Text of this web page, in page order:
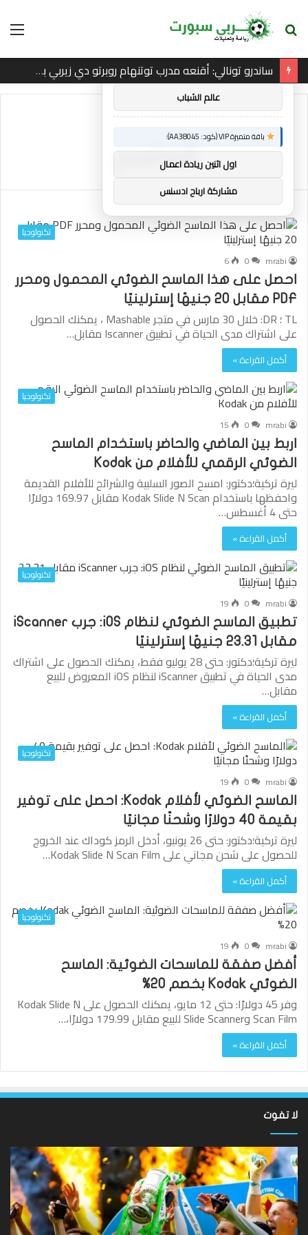
بحث
ساندرو تونالي: أقنعه مدرب توتنهام روبرتو دي زيربي بسرعة بالتوقيع
الرئيسية/الماسح
الماسح
تكنولوجيا
mrabi
0
6
احصل على هذا الماسح الضوئي المحمول ومحرر
PDF مقابل 20 جنيهًا إسترلينيًا
TL ؛ DR: خلال 30 مارس في متجر Mashable ، يمكنك الحصول
على اشتراك مدى الحياة في تطبيق Iscanner مقابل…
أكمل القراءة »
تكنولوجيا
mrabi
0
15
اربط بين الماضي والحاضر باستخدام الماسح
الضوئي الرقمي للأفلام من Kodak
ليرة تركية؛دكتور: امسح الصور السلبية والشرائح للأفلام القديمة
واحفظها باستخدام Kodak Slide N Scan مقابل 169.97 دولارًا
حتى 4 أغسطس…
أكمل القراءة »
تكنولوجيا
mrabi
0
19
تطبيق الماسح الضوئي لنظام iOS: جرب iScanner
مقابل 23.31 جنيهًا إسترلينيًا
ليرة تركية؛دكتور: حتى 28 يوليو فقط، يمكنك الحصول على اشتراك
مدى الحياة في تطبيق iScanner لنظام iOS المعروض للبيع
مقابل…
أكمل القراءة »
تكنولوجيا
mrabi
0
19
الماسح الضوئي لأفلام Kodak: احصل على توفير
بقيمة 40 دولارًا وشحنًا مجانيًا
ليرة تركية؛دكتور: حتى 26 يونيو، أدخل الرمز كوداك عند الخروج
للحصول على شحن مجاني على Kodak Slide N Scan Film…
أكمل القراءة »
تكنولوجيا
mrabi
0
19
أفضل صفقة للماسحات الضوئية: الماسح
الضوئي Kodak بخصم 20%
وفر 45 دولارًا: حتى 12 مايو، يمكنك الحصول على Kodak Slide N
Scan Film وSlide Scanner للبيع مقابل 179.99 دولارًا،…
أكمل القراءة »
لا تفوت
لقد
عادت
الدوري
الاسكتلندي
الممتاز
–
توصيات :
باقة متميزة VIP (كود: AA86842):
عالم الشباب
باقة متميزة VIP (كود: AA38045):
اول اثنين ريادة اعمال
مشاركة ارباح ادسنس